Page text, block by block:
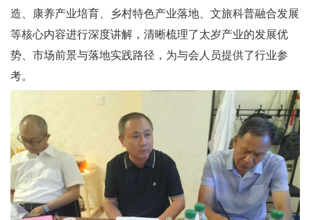
造、康养产业培育、乡村特色产业落地、文旅科普融合发展
等核心内容进行深度讲解，清晰梳理了太岁产业的发展优
势、市场前景与落地实践路径，为与会人员提供了行业参
考。